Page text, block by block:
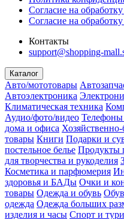
Согласие на
Согласие на
Контакты
support@shopping-
Каталог
Авто/мототовары
Автоэлектроника
Климатическая техника
Аудио/фото/видео Телефоны
дома и офиса
товары Книги Подарки и
постельное белье Продукты
для творчества и рукоделия
Косметика и парфюмерия
здоровья и БАДы Очки и
товары Одежда и обувь
одежда Одежда больших
изделия и часы Спорт и